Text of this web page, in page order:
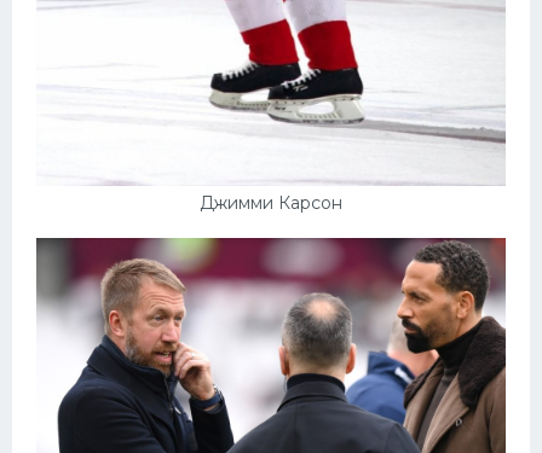
Джимми Карсон